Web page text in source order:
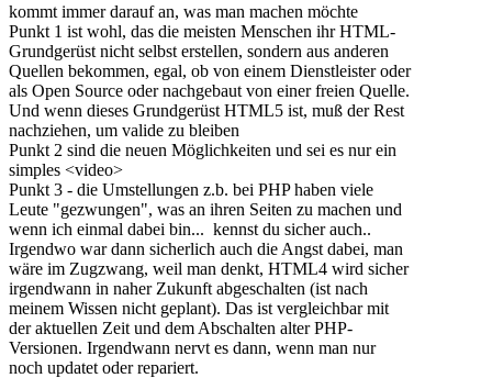
kommt immer darauf an, was man machen möchte
Punkt 1 ist wohl, das die meisten Menschen ihr HTML-
Grundgerüst nicht selbst erstellen, sondern aus anderen
Quellen bekommen, egal, ob von einem Dienstleister oder
als Open Source oder nachgebaut von einer freien Quelle.
Und wenn dieses Grundgerüst HTML5 ist, muß der Rest
nachziehen, um valide zu bleiben
Punkt 2 sind die neuen Möglichkeiten und sei es nur ein
simples <video>
Punkt 3 - die Umstellungen z.b. bei PHP haben viele
Leute "gezwungen", was an ihren Seiten zu machen und
wenn ich einmal dabei bin... kennst du sicher auch..
Irgendwo war dann sicherlich auch die Angst dabei, man
wäre im Zugzwang, weil man denkt, HTML4 wird sicher
irgendwann in naher Zukunft abgeschalten (ist nach
meinem Wissen nicht geplant). Das ist vergleichbar mit
der aktuellen Zeit und dem Abschalten alter PHP-
Versionen. Irgendwann nervt es dann, wenn man nur
noch updatet oder repariert.